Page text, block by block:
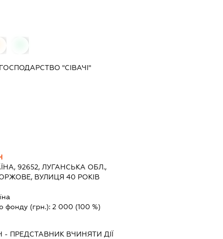
"СІВАЧІ"
92652, ЛУГАНСЬКА ОБЛ.,
ВУЛИЦЯ 40 РОКІВ
фонду (грн.): 2 000 (100 %)
- ПРЕДСТАВНИК ВЧИНЯТИ ДІЇ